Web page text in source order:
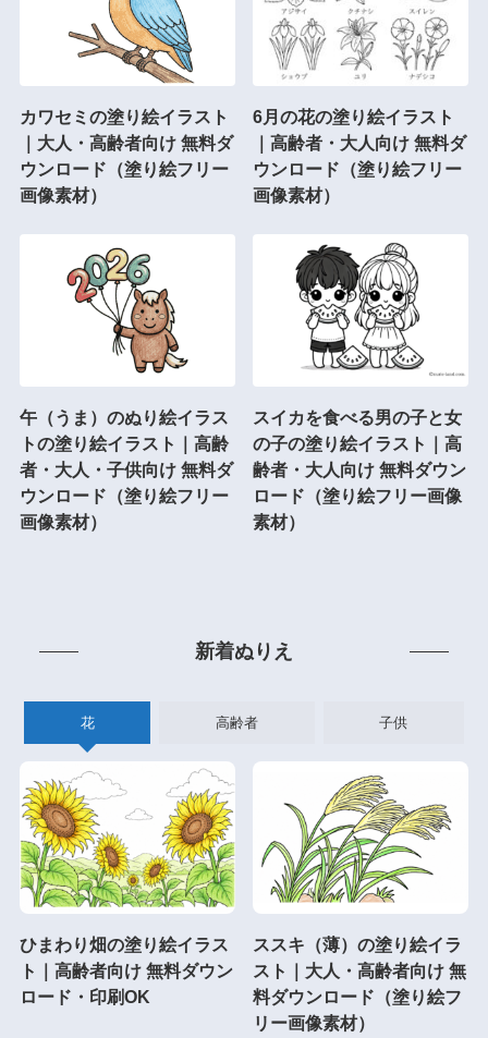
カワセミの塗り絵イラスト
｜大人・高齢者向け 無料ダ
ウンロード（塗り絵フリー
画像素材）
6月の花の塗り絵イラスト
｜高齢者・大人向け 無料ダ
ウンロード（塗り絵フリー
画像素材）
午（うま）のぬり絵イラス
トの塗り絵イラスト｜高齢
者・大人・子供向け 無料ダ
ウンロード（塗り絵フリー
画像素材）
スイカを食べる男の子と女
の子の塗り絵イラスト｜高
齢者・大人向け 無料ダウン
ロード（塗り絵フリー画像
素材）
新着ぬりえ
花 高齢者 子供
ひまわり畑の塗り絵イラス
ト｜高齢者向け 無料ダウン
ロード・印刷OK
ススキ（薄）の塗り絵イラ
スト｜大人・高齢者向け 無
料ダウンロード（塗り絵フ
リー画像素材）